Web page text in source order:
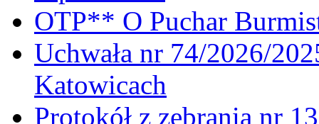
OTP** O Puchar
Uchwała nr 74/2026/
Katowicach
Protokół z zebrania nr